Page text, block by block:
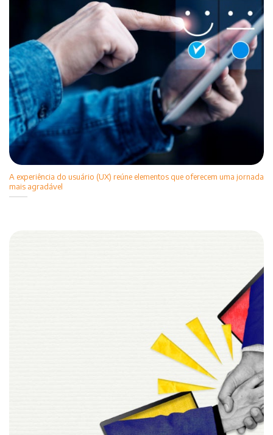
A experiência do usuário (UX) reúne elementos que oferecem uma jornada
mais agradável